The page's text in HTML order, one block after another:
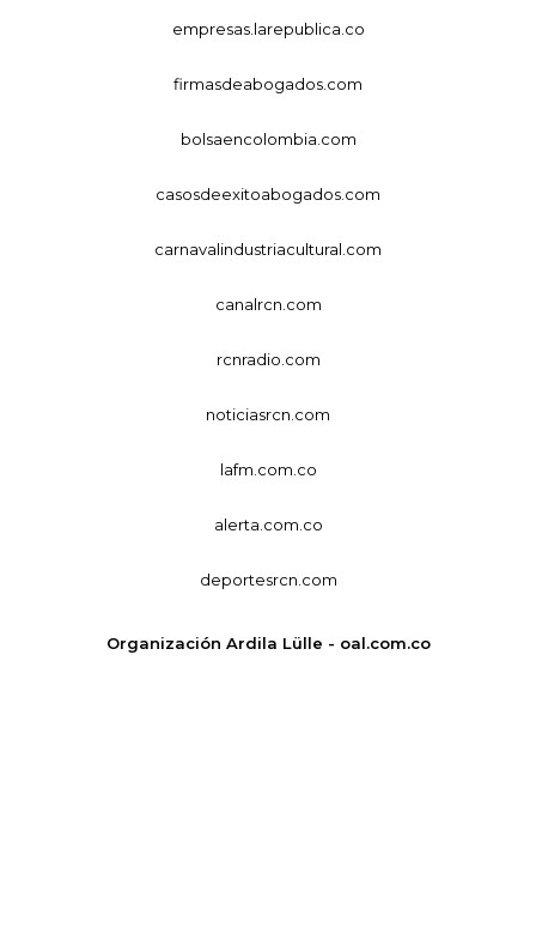
empresas.larepublica.co
firmasdeabogados.com
bolsaencolombia.com
casosdeexitoabogados.com
carnavalindustriacultural.com
canalrcn.com
rcnradio.com
noticiasrcn.com
lafm.com.co
alerta.com.co
deportesrcn.com
Organización Ardila Lülle - oal.com.co